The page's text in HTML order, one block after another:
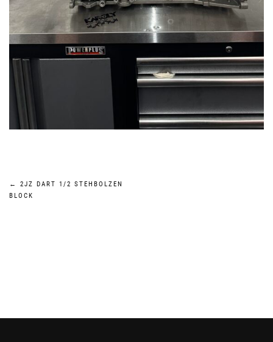
Beitragsnavigation
←
2JZ DART 1/2 STEHBOLZEN
BLOCK